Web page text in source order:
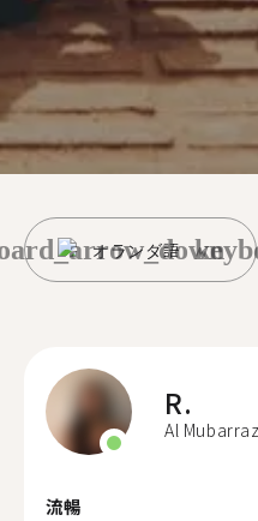
オランダ語
R.
Al Mubarraz
流暢